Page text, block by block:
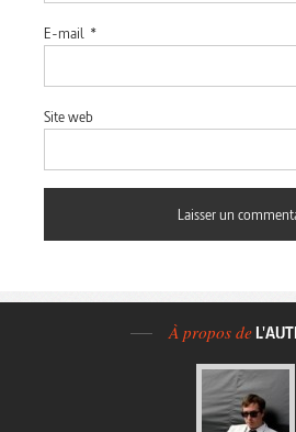
E-mail *
Site web
À propos de